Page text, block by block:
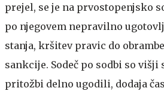
prejel, se je na prvostopenjsko
po njegovem nepravilno
stanja, kršitev pravic do
sankcije. Sodeč po sodbi so
pritožbi delno ugodili, dodaja